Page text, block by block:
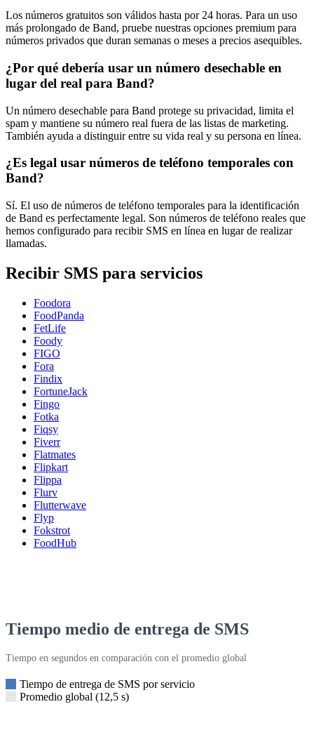
Los números gratuitos son válidos hasta por 24 horas. Para un uso
más prolongado de Band, pruebe nuestras opciones premium para
números privados que duran semanas o meses a precios asequibles.
¿Por qué debería usar un número desechable en
lugar del real para Band?
Un número desechable para Band protege su privacidad, limita el
spam y mantiene su número real fuera de las listas de marketing.
También ayuda a distinguir entre su vida real y su persona en línea.
¿Es legal usar números de teléfono temporales con
Band?
Sí. El uso de números de teléfono temporales para la identificación
de Band es perfectamente legal. Son números de teléfono reales que
hemos configurado para recibir SMS en línea en lugar de realizar
llamadas.
Recibir SMS para servicios
Foodora
FoodPanda
FetLife
Foody
FIGO
Fora
Findix
FortuneJack
Fingo
Fotka
Fiqsy
Fiverr
Flatmates
Flipkart
Flippa
Flurv
Flutterwave
Flyp
Fokstrot
FoodHub
Tiempo medio de entrega de SMS
Tiempo en segundos en comparación con el promedio global
Tiempo de entrega de SMS por servicio
Promedio global (12,5 s)